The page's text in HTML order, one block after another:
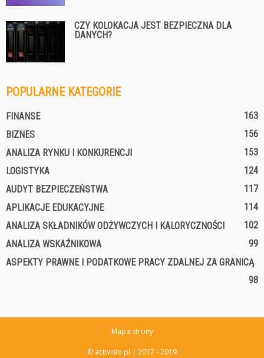
CZY KOLOKACJA JEST BEZPIECZNA DLA
DANYCH?
POPULARNE KATEGORIE
FINANSE
163
BIZNES
156
ANALIZA RYNKU I KONKURENCJI
153
LOGISTYKA
124
AUDYT BEZPIECZEŃSTWA
117
APLIKACJE EDUKACYJNE
114
ANALIZA SKŁADNIKÓW ODŻYWCZYCH I KALORYCZNOŚCI
102
ANALIZA WSKAŹNIKOWA
99
ASPEKTY PRAWNE I PODATKOWE PRACY ZDALNEJ ZA GRANICĄ
98
Mapa strony
© activisio.pl | 2017 - 2019